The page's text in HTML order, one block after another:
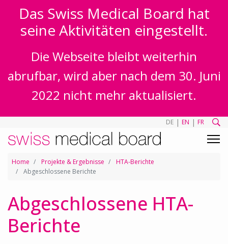
Das Swiss Medical Board hat
seine Aktivitäten eingestellt.
Die Webseite bleibt weiterhin
abrufbar, wird aber nach dem 30. Juni
2022 nicht mehr aktualisiert.
DE | EN | FR
Home Projekte & Ergebnisse
HTA-Berichte
Abgeschlossene Berichte
Abgeschlossene HTA-
Berichte